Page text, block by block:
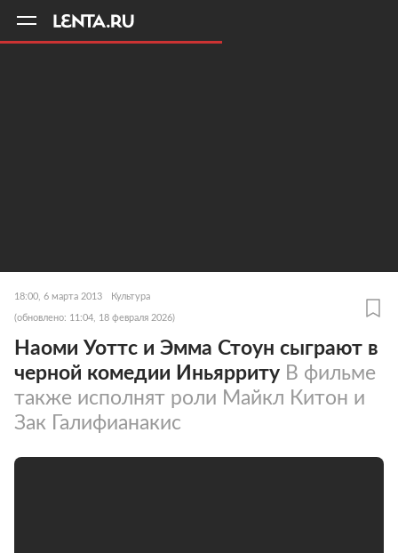
18:00, 6 марта 2013 Культура
(обновлено: 11:04, 18 февраля 2026)
Наоми Уоттс и Эмма Стоун сыграют в
черной комедии Иньярриту В фильме
также исполнят роли Майкл Китон и
Зак Галифианакис